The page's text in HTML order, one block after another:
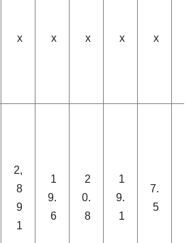
x x x x x
2,
8
9
1
1
9.
6
2
0.
8
1
9.
1
7.
5